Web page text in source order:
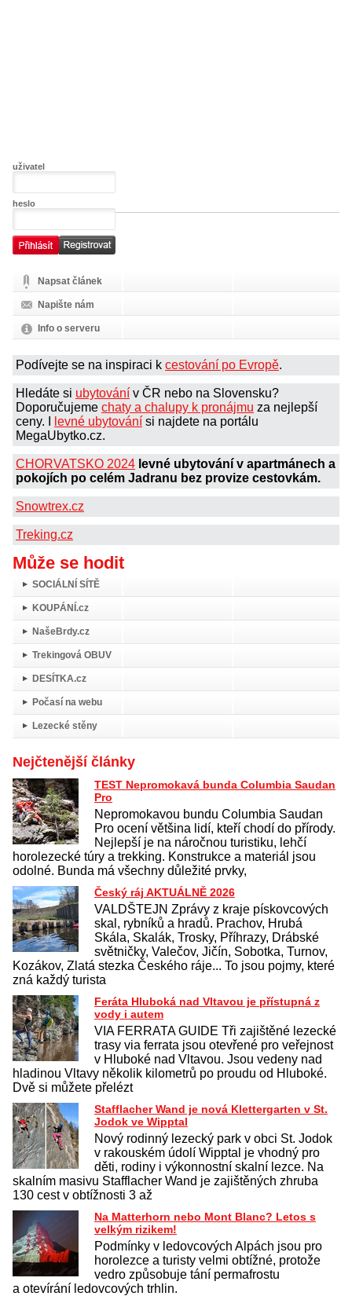
uživatel
heslo
Napsat článek
Napište nám
Info o serveru
Podívejte se na inspiraci k cestování po Evropě.
Hledáte si ubytování v ČR nebo na Slovensku?
Doporučujeme chaty a chalupy k pronájmu za nejlepší
ceny. I
levné ubytování si najdete na portálu
MegaUbytko.cz.
CHORVATSKO 2024 levné ubytování v apartmánech a
pokojích po celém Jadranu bez provize cestovkám.
Snowtrex.cz
Treking.cz
Může se hodit
SOCIÁLNÍ SÍTĚ
KOUPÁNÍ.cz
NašeBrdy.cz
Trekingová OBUV
DESÍTKA.cz
Počasí na webu
Lezecké stěny
Nejčtenější články
TEST Nepromokavá bunda Columbia Saudan
Pro
Nepromokavou bundu Columbia Saudan
Pro ocení většina lidí, kteří chodí do přírody.
Nejlepší je na náročnou turistiku, lehčí
horolezecké túry a trekking. Konstrukce a materiál jsou
odolné. Bunda má všechny důležité prvky,
Český ráj AKTUÁLNĚ 2026
VALDŠTEJN Zprávy z kraje pískovcových
skal, rybníků a hradů. Prachov, Hrubá
Skála, Skalák, Trosky, Příhrazy, Drábské
světničky, Valečov, Jičín, Sobotka, Turnov,
Kozákov, Zlatá stezka Českého ráje... To jsou pojmy, které
zná každý turista
Feráta Hluboká nad Vltavou je přístupná z
vody i autem
VIA FERRATA GUIDE Tři zajištěné lezecké
trasy via ferrata jsou otevřené pro veřejnost
v Hluboké nad Vltavou. Jsou vedeny nad
hladinou Vltavy několik kilometrů po proudu od Hluboké.
Dvě si můžete přelézt
Stafflacher Wand je nová Klettergarten v St.
Jodok ve Wipptal
Nový rodinný lezecký park v obci St. Jodok
v rakouském údolí Wipptal je vhodný pro
děti, rodiny i výkonnostní skalní lezce. Na
skalním masivu Stafflacher Wand je zajištěných zhruba
130 cest v obtížnosti 3 až
Na Matterhorn nebo Mont Blanc? Letos s
velkým rizikem!
Podmínky v ledovcových Alpách jsou pro
horolezce a turisty velmi obtížné, protože
vedro způsobuje tání permafrostu
a otevírání ledovcových trhlin.